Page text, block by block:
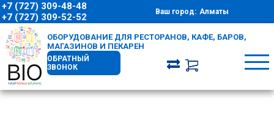
+7 (727) 309-48-48
+7 (727) 309-52-52
Ваш город: Алматы
ОБОРУДОВАНИЕ ДЛЯ РЕСТОРАНОВ, КАФЕ, БАРОВ,
МАГАЗИНОВ И ПЕКАРЕН
ОБРАТНЫЙ
ЗВОНОК